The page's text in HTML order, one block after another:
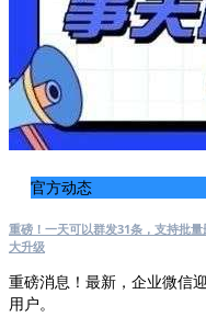
官方动态
重磅！一天可以群发31条，支持批
大升级
重磅消息！最新，企业微信
用户。